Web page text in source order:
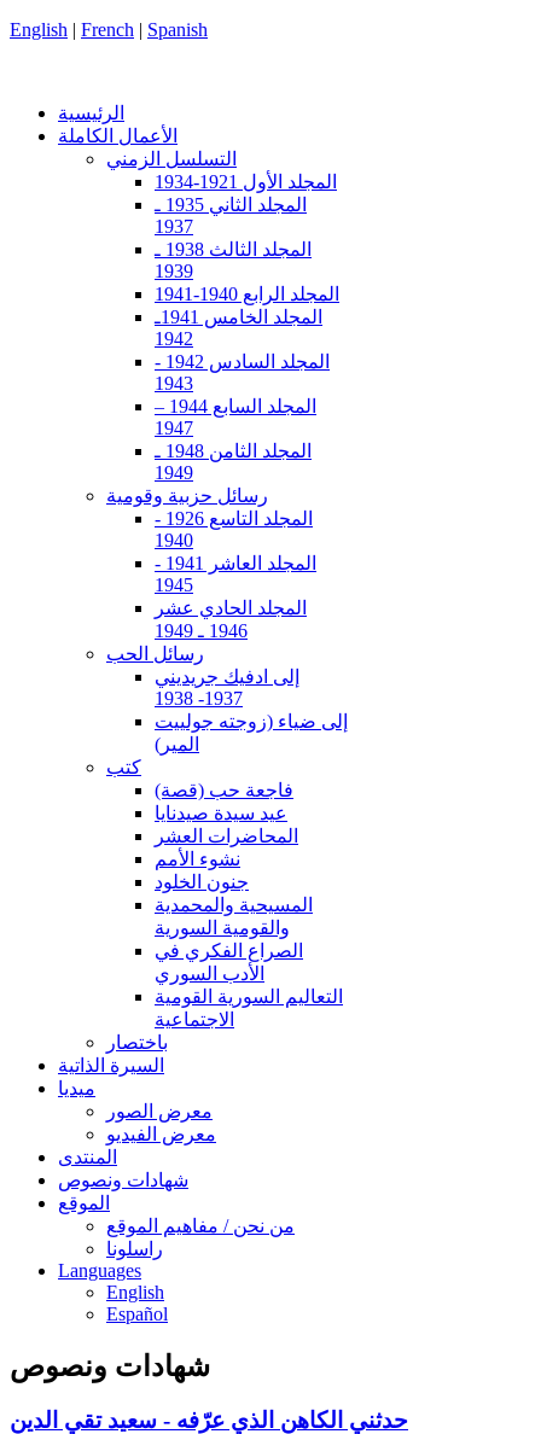
English | French | Spanish
الرئيسية
الأعمال الكاملة
التسلسل الزمني
المجلد الأول 1921-1934
المجلد الثاني 1935 ـ
1937
المجلد الثالث 1938 ـ
1939
المجلد الرابع 1940-1941
المجلد الخامس 1941ـ
1942
المجلد السادس 1942 -
1943
المجلد السابع 1944 –
1947
المجلد الثامن 1948 ـ
1949
رسائل حزبية وقومية
المجلد التاسع 1926 -
1940
المجلد العاشر 1941 -
1945
المجلد الحادي عشر
1946 ـ 1949
رسائل الحب
إلى ادفيك جريديني
1937- 1938
إلى ضياء (زوجته جولييت
المير)
كتب
فاجعة حب (قصة)
عيد سيدة صيدنايا
المحاضرات العشر
نشوء الأمم
جنون الخلود
المسيحية والمحمدية
والقومية السورية
الصراع الفكري في
الأدب السوري
التعاليم السورية القومية
الاجتماعية
باختصار
السيرة الذاتية
ميديا
معرض الصور
معرض الفيديو
المنتدى
شهادات ونصوص
الموقع
من نحن / مفاهيم الموقع
راسلونا
Languages
English
Español
شهادات ونصوص
حدثني الكاهن الذي عرّفه - سعيد تقي الدين